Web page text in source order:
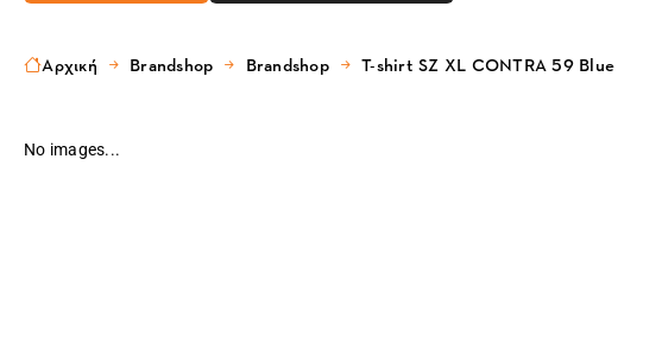
Αρχική Brandshop Brandshop T-shirt SZ XL CONTRA 59 Blue
No images...